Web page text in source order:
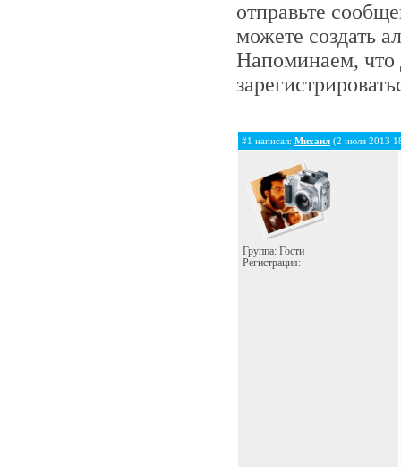
отправьте
можете создать
Напоминаем, что
#1 написал: Михаил(2 июля 2013
Группа: Гости
Регистрация: --